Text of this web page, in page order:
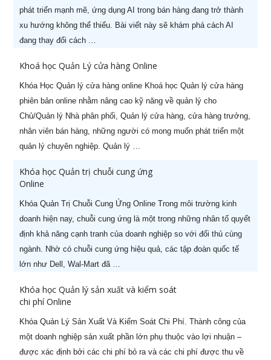
phát triển mạnh mẽ, ứng dụng AI trong bán hàng đang trở thành
xu hướng không thể thiếu. Bài viết này sẽ khám phá cách AI
đang thay đổi cách …
Khoá học Quản Lý cửa hàng Online
Khóa Học Quản lý cửa hàng online Khoá học Quản lý cửa hàng
phiên bản online nhằm nâng cao kỹ năng về quản lý cho
Chủ/Quản lý Nhà phân phối, Quản lý cửa hàng, cửa hàng trưởng,
nhân viên bán hàng, những người có mong muốn phát triển một
quản lý chuyên nghiệp. Quản lý …
Khóa học Quản trị chuỗi cung ứng
Online
Khóa Quản Trị Chuỗi Cung Ứng Online Trong môi trường kinh
doanh hiện nay, chuỗi cung ứng là một trong những nhân tố quyết
định khả năng cạnh tranh của doanh nghiệp so với đối thủ cùng
ngành. Nhờ có chuỗi cung ứng hiệu quả, các tập đoàn quốc tế
lớn như Dell, Wal-Mart đã …
Khóa học Quản lý sản xuất và kiểm soát
chi phí Online
Khóa Quản Lý Sản Xuất Và Kiểm Soát Chi Phí. Thành công của
một doanh nghiệp sản xuất phần lớn phụ thuộc vào lợi nhuận –
được xác định bởi các chi phí bỏ ra và các chi phí được thu về
X
HOT KHAI GIẢNG THÁNG 08